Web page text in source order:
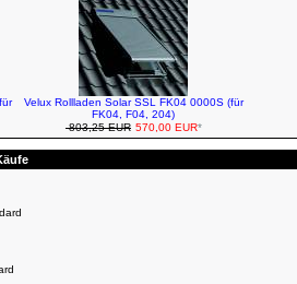
Velux Rollladen Solar SSL FK04 0000S (für
FK04, F04, 204)
803,25 EUR 570,00 EUR*